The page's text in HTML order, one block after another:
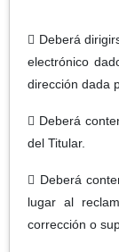
 Deberá
electrónico
dirección dada
 Deberá
del Titular.
 Deberá
lugar al
corrección o